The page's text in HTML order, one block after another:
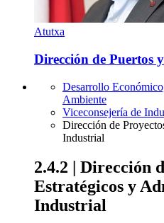
Atutxa
Dirección de Puertos
Desarrollo
Ambiente
Viceconsejería de
Dirección de
Industrial
2.4.2 | Dirección
Estratégicos y
Industrial